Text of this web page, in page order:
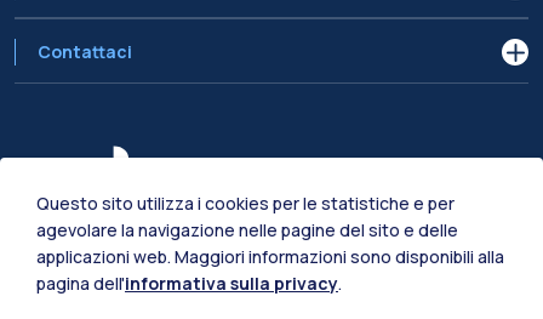
Contattaci
Questo sito utilizza i cookies per le statistiche e per
agevolare la navigazione nelle pagine del sito e delle
applicazioni web. Maggiori informazioni sono disponibili alla
pagina dell'informativa sulla privacy.